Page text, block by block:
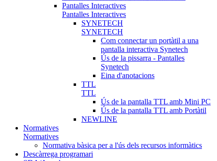
Pantalles Interactives
Pantalles Interactives
SYNETECH
SYNETECH
Com connectar un portàtil a una
pantalla interactiva Synetech
Ús de la pissarra - Pantalles
Synetech
Eina d'anotacions
TTL
TTL
Ús de la pantalla TTL amb Mini PC
Ús de la pantalla TTL amb Portàtil
NEWLINE
Normatives
Normatives
Normativa bàsica per a l'ús dels recursos informàtics
Descàrrega programari